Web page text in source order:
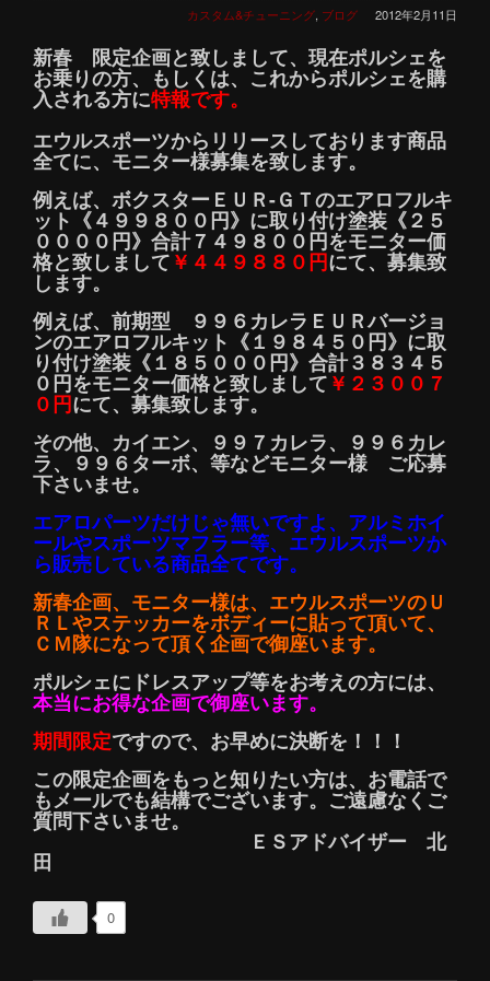
2012年2月11日
カスタム&チューニング, ブログ
新春 限定企画と致しまして、現在ポルシェを
お乗りの方、もしくは、これからポルシェを購
入される方に特報です。
エウルスポーツからリリースしております商品
全てに、モニター様募集を致します。
例えば、ボクスターＥＵＲ-ＧＴのエアロフルキ
ット《４９９８００円》に取り付け塗装《２５
００００円》合計７４９８００円をモニター価
格と致しまして￥４４９８８０円にて、募集致
します。
例えば、前期型 ９９６カレラＥＵＲバージョ
ンのエアロフルキット《１９８４５０円》に取
り付け塗装《１８５０００円》合計３８３４５
０円をモニター価格と致しまして￥２３００７
０円にて、募集致します。
その他、カイエン、９９７カレラ、９９６カレ
ラ、９９６ターボ、等などモニター様 ご応募
下さいませ。
エアロパーツだけじゃ無いですよ、アルミホイ
ールやスポーツマフラー等、エウルスポーツか
ら販売している商品全てです。
新春企画、モニター様は、エウルスポーツのＵ
ＲＬやステッカーをボディーに貼って頂いて、
ＣＭ隊になって頂く企画で御座います。
ポルシェにドレスアップ等をお考えの方には、
本当にお得な企画で御座います。
期間限定ですので、お早めに決断を！！！
この限定企画をもっと知りたい方は、お電話で
もメールでも結構でございます。ご遠慮なくご
質問下さいませ。
ＥＳアドバイザー 北
田
0